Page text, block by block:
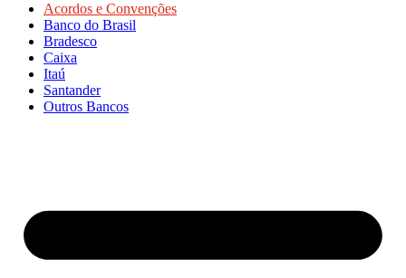
Acordos e Convenções
Banco do Brasil
Bradesco
Caixa
Itaú
Santander
Outros Bancos